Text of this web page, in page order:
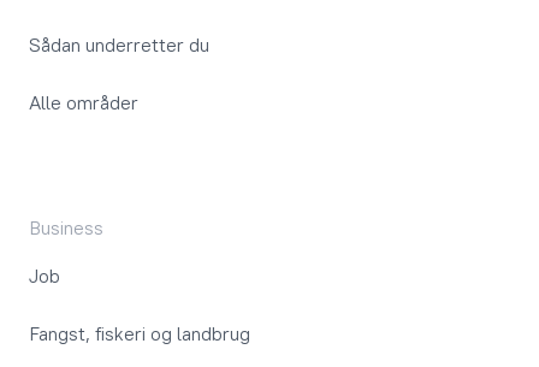
Sådan underretter du
Alle områder
Business
Job
Fangst, fiskeri og landbrug